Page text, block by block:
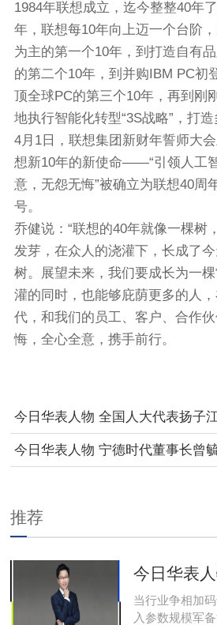
1984年联想成立，迄今整整40年
年，联想每10年向上迈一个台阶
为主的第一个10年，到打造自有
的第二个10年，到并购IBM PC初
顶全球PC的第三个10年，再到刚
地执行智能化转型“3S战略”，打造
4月1日，联想集团新财年誓师大
想新10年的新使命——“引领人工
意，无怨无悔”被确立为联想40周
号。
乔健说：“联想的40年就像一棵树
发芽，在众人的浇灌下，长成了
树。展望未来，我们要成长为一
灌的同时，也能够庇荫更多的人
代，和我们的员工、客户、合作
悔，全心全意，携手前行。
今日华表人物 全国人大代表扬子
事长总裁徐浩宇：建议规划建设国
今日华表人物 宁德时代董事长曾
推荐
当行业争相加
入参数规模军